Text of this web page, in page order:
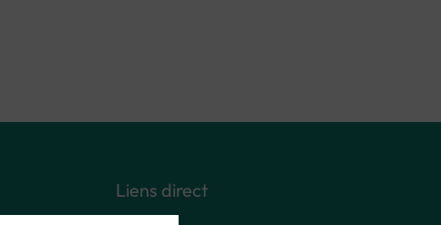
Liens direct